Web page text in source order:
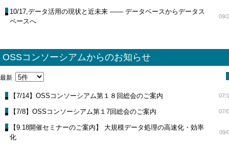
10/17,データ活用の現状と近未来 —— データベースからデータス
ペースへ
09/
OSSコンソーシアムからのお知らせ
最新
【7/14】OSSコンソーシアム第１８回総会のご案内 07/
【7/8】OSSコンソーシアム第１7回総会のご案内 07/
【9.18開催セミナーのご案内】 大規模データ処理の高速化・効率
化
09/